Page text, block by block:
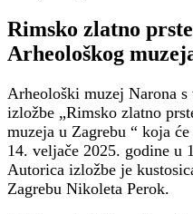
Rimsko zlatno
Arheološkog
Arheološki muzej Narona
izložbe „Rimsko zlatno
muzeja u Zagrebu “ koja
14. veljače 2025. godine u
Autorica izložbe je
Zagrebu Nikoleta Perok.